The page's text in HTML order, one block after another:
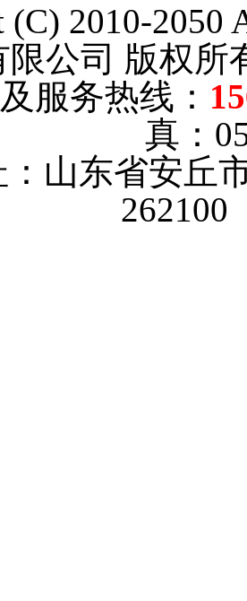
(C) 2010-2050
限公司 版权
服务热线：
真：
：山东省安丘